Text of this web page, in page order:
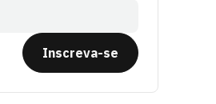
Inscreva-se